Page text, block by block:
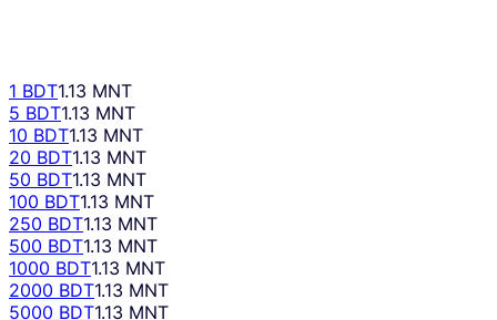
1 BDT1.13 MNT
5 BDT1.13 MNT
10 BDT1.13 MNT
20 BDT1.13 MNT
50 BDT1.13 MNT
100 BDT1.13 MNT
250 BDT1.13 MNT
500 BDT1.13 MNT
1000 BDT1.13 MNT
2000 BDT1.13 MNT
5000 BDT1.13 MNT